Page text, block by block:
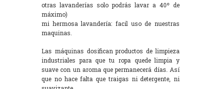
otras lavanderías solo podrás lavar a 40º de
máximo)
mi hermosa lavandería: facil uso de nuestras
maquinas.
Las máquinas dosifican productos de limpieza
industriales para que tu ropa quede limpia y
suave con un aroma que permanecerá días. Así
que no hace falta que traigas ni detergente, ni